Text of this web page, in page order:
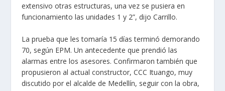
extensivo otras estructuras, una vez se pusiera en
funcionamiento las unidades 1 y 2”, dijo Carrillo.
La prueba que les tomaría 15 días terminó demorando
70, según EPM. Un antecedente que prendió las
alarmas entre los asesores. Confirmaron también que
propusieron al actual constructor, CCC Ituango, muy
discutido por el alcalde de Medellín, seguir con la obra,